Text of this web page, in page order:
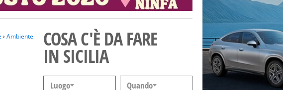
› Ambiente COSA C'È DA FARE
IN SICILIA
Luogo
Quando